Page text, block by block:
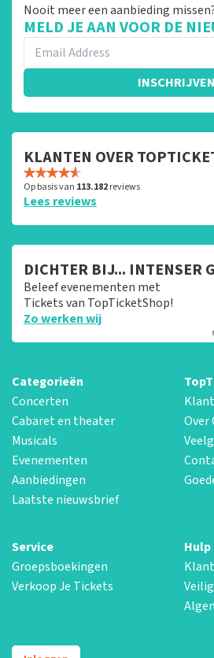
Nooit meer een aanbieding
MELD JE AAN VOOR DE
INSCHRIJVEN
KLANTEN OVER
Op basis van 113.182reviews
Lees reviews
DICHTER BIJ... INTENSER
Beleef evenementen met
Tickets van TopTicketShop!
Zo werken wij
Categorieën
Concerten
Cabaret en theater
Musicals
Evenementen
Aanbiedingen
Laatste nieuwsbrief
Over
Service
Groepsboekingen
Verkoop Je Tickets
Hulp